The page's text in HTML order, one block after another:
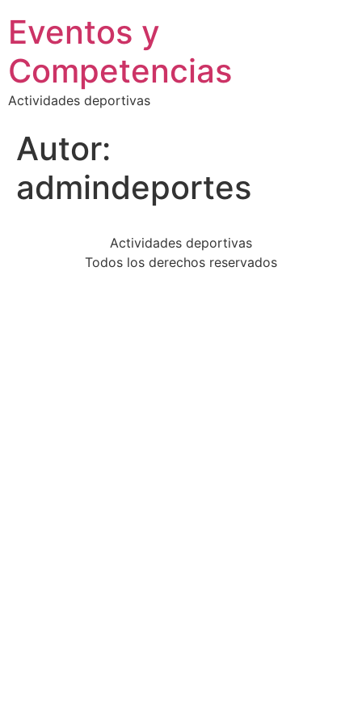
Eventos y
Competencias
Actividades deportivas
Autor:
admindeportes
Actividades deportivas
Todos los derechos reservados